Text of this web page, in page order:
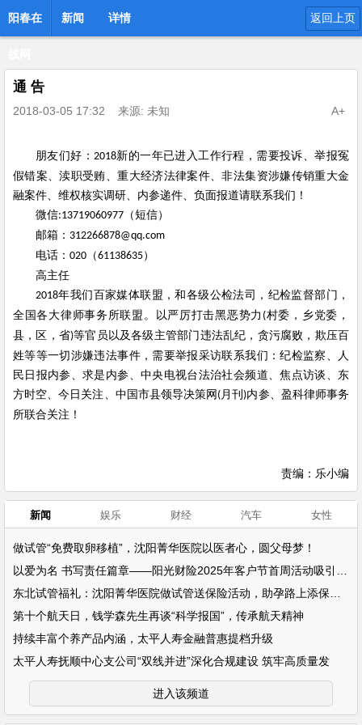
阳春在 新闻 详情 返回上页
通 告
2018-03-05 17:32 来源: 未知 A+
朋友们好： 2018新的一年已进入工作行程，需要投诉、举报冤
假错案、渎职受贿、重大经济法律案件、非法集资涉嫌传销重大金
融案件、维权核实调研、内参递件、负面报道请联系我们！
微信:13719060977 （短信）
邮箱： 312266878@qq.com
电话： 020 （61138635）
高主任
2018年我们百家媒体联盟，和各级公检法司，纪检监督部门，
全国各大律师事务所联盟。以严厉打击黑恶势力 (村委，乡党委，
县，区，省)等官员以及各级主管部门违法乱纪，贪污腐败，欺压百
姓等等一切涉嫌违法事件，需要举报采访联系我们：纪检监察、人
民日报内参、求是内参、中央电视台法治社会频道、焦点访谈、东
方时空、今日关注、中国市县领导决策网 (月刊)内参、盈科律师事务
所联合关注！
责编：乐小编
新闻 娱乐 财经 汽车 女性
做试管“免费取卵移植”，沈阳菁华医院以医者心，圆父母梦！
第十个航天日，钱学森先生再谈“科学报国”，传承航天精神
持续丰富个养产品内涵，太平人寿金融普惠提档升级
太平人寿抚顺中心支公司“双线并进”深化合规建设 筑牢高质量发
进入该频道